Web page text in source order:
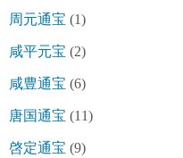
周元通宝 (1)
咸平元宝 (2)
咸豊通宝 (6)
唐国通宝 (11)
啓定通宝 (9)